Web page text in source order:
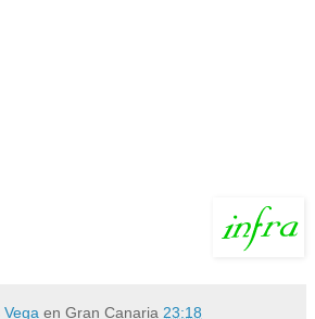
en Gran Canaria 23:18